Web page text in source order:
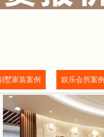
墅家装案例 娱乐会所案例